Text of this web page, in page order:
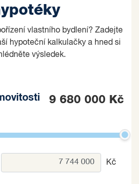
vlastního bydlení? Zadejte
hypoteční kalkulačky a hned si
výsledek.
9 680 000 Kč
Kč